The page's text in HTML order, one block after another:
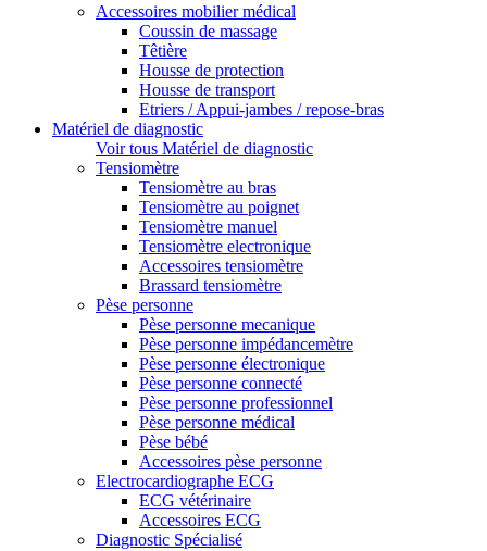
Accessoires mobilier médical
Coussin de massage
Têtière
Housse de protection
Housse de transport
Etriers / Appui-jambes / repose-bras
Matériel de diagnostic
Voir tous Matériel de diagnostic
Tensiomètre
Tensiomètre au bras
Tensiomètre au poignet
Tensiomètre manuel
Tensiomètre electronique
Accessoires tensiomètre
Brassard tensiomètre
Pèse personne
Pèse personne mecanique
Pèse personne impédancemètre
Pèse personne électronique
Pèse personne connecté
Pèse personne professionnel
Pèse personne médical
Pèse bébé
Accessoires pèse personne
Electrocardiographe ECG
ECG vétérinaire
Accessoires ECG
Diagnostic Spécialisé